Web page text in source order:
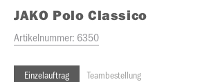
JAKO Polo Classico
Artikelnummer: 6350
Einzelauftrag Teambestellung